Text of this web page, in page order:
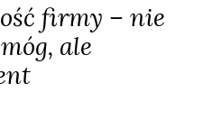
firmy – nie
ale